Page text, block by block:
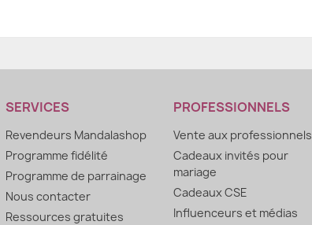
SERVICES
Revendeurs Mandalashop
Programme fidélité
Programme de parrainage
Nous contacter
Ressources gratuites
PROFESSIONNELS
Vente aux professionnels
Cadeaux invités pour
mariage
Cadeaux CSE
Influenceurs et médias